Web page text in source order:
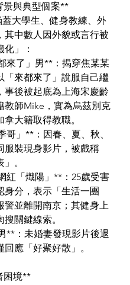
景與典型個案**
其中數人因外貌或言行被
化」：
「來都來了」說服自己繼
事後被起底為上海宋慶齡
教師Mike，實為烏茲別克
拿大籍取得教職。
服裝現身影片，被戲稱
」。
身分，表示「生活一團
警並離開南京；其健身上
搜關鍵線索。
回應「好聚好散」。
困境**